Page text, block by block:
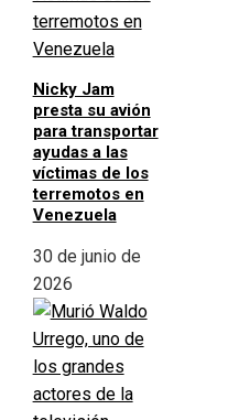
Nicky Jam
presta su avión
para transportar
ayudas a las
víctimas de los
terremotos en
Venezuela
30 de junio de
2026